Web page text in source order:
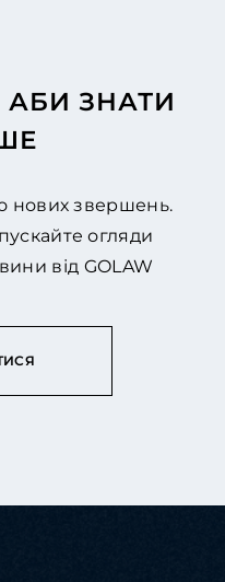
АБИ ЗНАТИ
нових звершень.
огляди
від GOLAW